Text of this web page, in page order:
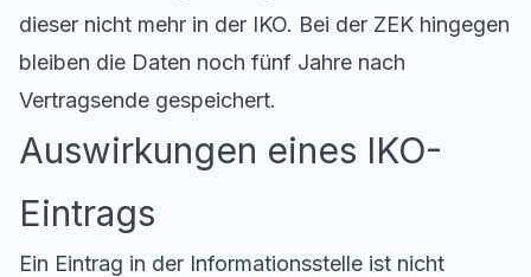
dieser nicht mehr in der IKO. Bei der ZEK hingegen
bleiben die Daten noch fünf Jahre nach
Vertragsende gespeichert.
Auswirkungen eines IKO-
Eintrags
Ein Eintrag in der Informationsstelle ist nicht